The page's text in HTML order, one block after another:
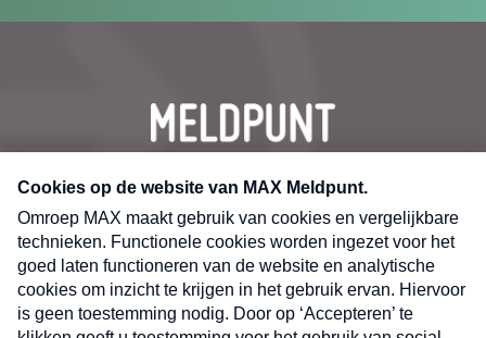
CONTACT
Volg ons op